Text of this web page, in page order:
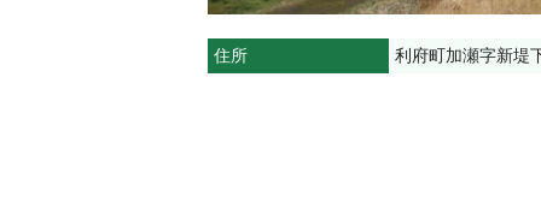
住所 利府町加瀬字新堤